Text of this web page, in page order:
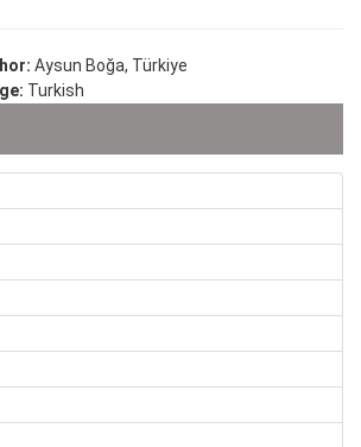
Aysun Boğa, Türkiye
Turkish